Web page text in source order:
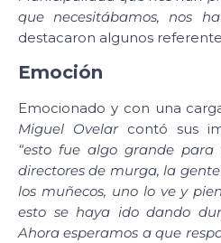
que necesitábamos, nos
destacaron algunos
Emoción
Emocionado y con una
Miguel Ovelarcontó sus
“esto fue algo grande para
directores de murga, la
los muñecos, uno lo ve y
esto se haya ido dando
Ahora esperamos a que